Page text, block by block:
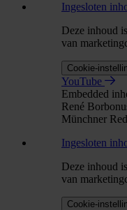
Ingesloten
Deze inhoud
van
Cookie-
YouTube
Embedded
René
Münchner
Ingesloten
Deze inhoud
van
Cookie-